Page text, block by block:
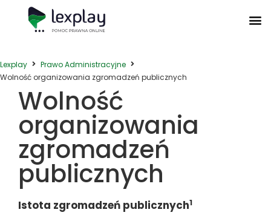
Lexplay
Prawo Administracyjne
Wolność organizowania zgromadzeń publicznych
Wolność
organizowania
zgromadzeń
publicznych
Istota zgromadzeń publicznych1